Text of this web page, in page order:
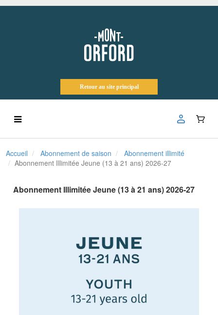
Retour au site principal
Accueil Abonnement de saison
Abonnement illimité
Abonnement Illimitée Jeune (13 à 21 ans) 2026-27
Abonnement Illimitée Jeune (13 à 21 ans) 2026-27